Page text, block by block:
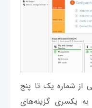
از شماره یک تا پنج
یکسری گزینه‌های